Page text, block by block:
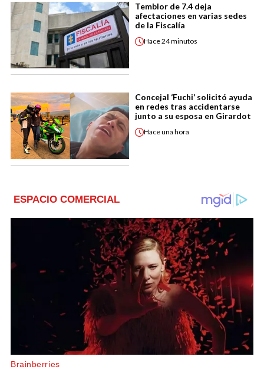
Temblor de 7.4 deja
afectaciones en varias sedes
de la Fiscalía
Hace24 minutos
Concejal ‘Fuchi’ solicitó ayuda
en redes tras accidentarse
junto a su esposa en Girardot
Haceuna hora